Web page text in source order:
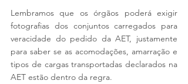
Lembramos que os órgãos poderá exigir
fotografias dos conjuntos carregados para
veracidade do pedido da AET, justamente
para saber se as acomodações, amarração e
tipos de cargas transportadas declarados na
AET estão dentro da regra.